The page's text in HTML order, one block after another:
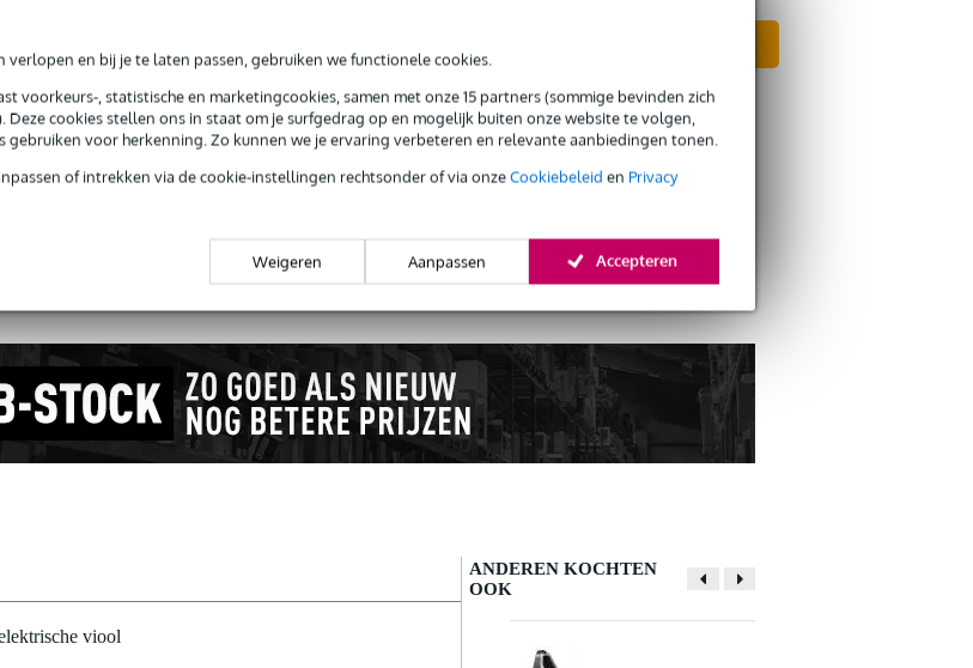
en bij je te laten passen, gebruiken we functionele cookies.
voorkeurs-, statistische en marketingcookies, samen met onze 15 partners (sommige bevinden zich
Deze cookies stellen ons in staat om je surfgedrag op en mogelijk buiten onze website te volgen,
gebruiken voor herkenning. Zo kunnen we je ervaring verbeteren en relevante aanbiedingen tonen.
of intrekken via de cookie-instellingen rechtsonder of via onzeCookiebeleid en Privacy
Weigeren Aanpassen Accepteren
Productinformatie
viool
Schrijf zelf een review
ANDEREN KOCHTEN
OOK